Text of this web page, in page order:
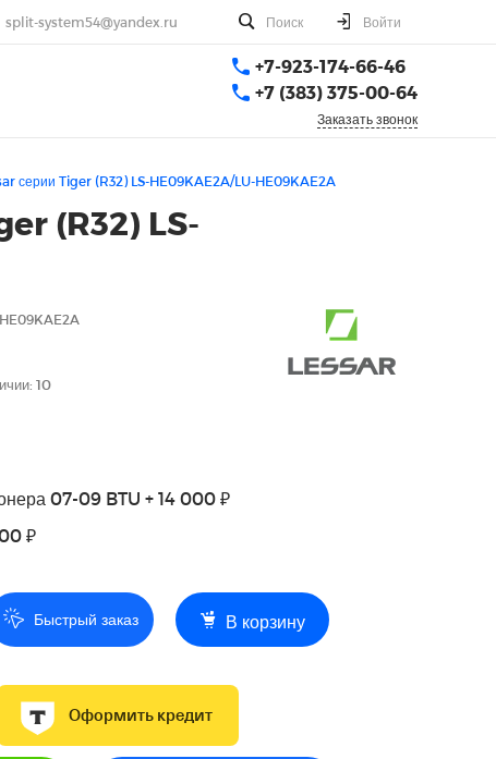
split-system54@yandex.ru Поиск Войти
+7-923-174-66-46
+7 (383) 375-00-64
Заказать звонок
серии Tiger (R32) LS-HE09KAE2A/LU-HE09KAE2A
(R32) LS-
10
07-09 BTU + 14 000 ₽
₽
Быстрый заказ В корзину
Оформить кредит